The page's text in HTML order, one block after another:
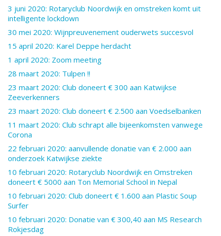
3 juni 2020: Rotaryclub Noordwijk en omstreken komt uit
intelligente lockdown
30 mei 2020: Wijnpreuvenement ouderwets succesvol
15 april 2020: Karel Deppe herdacht
1 april 2020: Zoom meeting
28 maart 2020: Tulpen !!
23 maart 2020: Club doneert € 300 aan Katwijkse
Zeeverkenners
23 maart 2020: Club doneert € 2.500 aan Voedselbanken
11 maart 2020: Club schrapt alle bijeenkomsten vanwege
Corona
22 februari 2020: aanvullende donatie van € 2.000 aan
onderzoek Katwijkse ziekte
10 februari 2020: Rotaryclub Noordwijk en Omstreken
doneert € 5000 aan Ton Memorial School in Nepal
10 februari 2020: Club doneert € 1.600 aan Plastic Soup
Surfer
10 februari 2020: Donatie van € 300,40 aan MS Research
Rokjesdag